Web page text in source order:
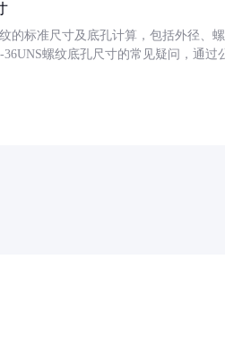
的标准尺寸及底孔计算，包括外径、
36UNS螺纹底孔尺寸的常见疑问，通